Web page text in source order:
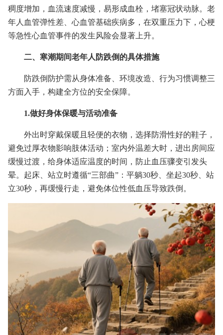
稠度增加，血流速度减慢，易形成血栓，堵塞冠状动脉。老
年人血管弹性差、心血管基础疾病多，在双重压力下，心梗
等急性心血管事件的发生风险会显著上升。
二、寒潮期间老年人防跌倒的具体措施
防跌倒防护需从身体准备、环境改造、行为习惯调整三
方面入手，构建全方位的安全保障。
1.做好身体保暖与活动准备
外出时穿戴保暖且轻便的衣物，选择防滑性好的鞋子，
避免过厚衣物影响肢体活动；室内外温差大时，进出房间应
缓慢过渡，给身体适应温度的时间，防止血压骤变引发头
晕。起床、站立时遵循“三部曲”：平躺30秒、坐起30秒、站
立30秒，再缓慢行走，避免体位性低血压导致跌倒。